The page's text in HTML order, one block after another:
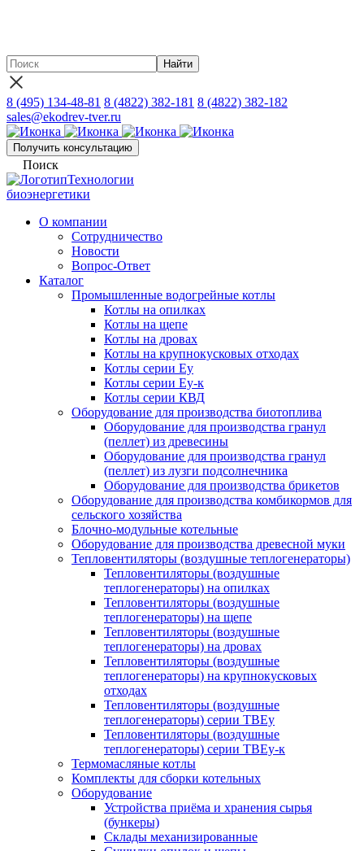
8 (495) 134-48-81 8 (4822) 382-181 8 (4822) 382-182
sales@ekodrev-tver.ru
Получить консультацию
Поиск
Технологии
биоэнергетики
О компании
Сотрудничество
Новости
Вопрос-Ответ
Каталог
Промышленные водогрейные котлы
Котлы на опилках
Котлы на щепе
Котлы на дровах
Котлы на крупнокусковых отходах
Котлы серии Еу
Котлы серии Еу-к
Котлы серии КВД
Оборудование для производства биотоплива
Оборудование для производства гранул
(пеллет) из древесины
Оборудование для производства гранул
(пеллет) из лузги подсолнечника
Оборудование для производства брикетов
Оборудование для производства комбикормов для
сельского хозяйства
Блочно-модульные котельные
Оборудование для производства древесной муки
Тепловентиляторы (воздушные теплогенераторы)
Тепловентиляторы (воздушные
теплогенераторы) на опилках
Тепловентиляторы (воздушные
теплогенераторы) на щепе
Тепловентиляторы (воздушные
теплогенераторы) на дровах
Тепловентиляторы (воздушные
теплогенераторы) на крупнокусковых
отходах
Тепловентиляторы (воздушные
теплогенераторы) серии ТВЕу
Тепловентиляторы (воздушные
теплогенераторы) серии ТВЕу-к
Термомасляные котлы
Комплекты для сборки котельных
Оборудование
Устройства приёма и хранения сырья
(бункеры)
Склады механизированные